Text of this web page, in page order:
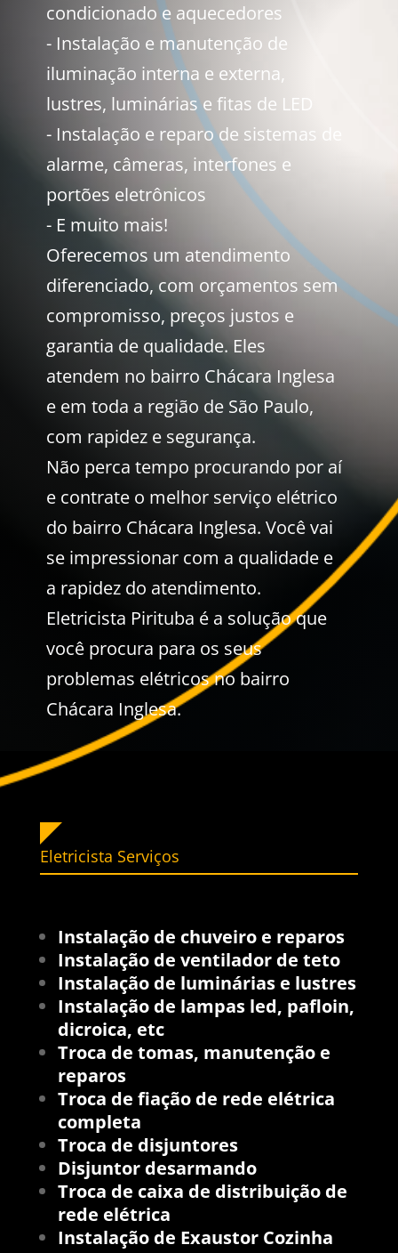
condicionado e aquecedores
- Instalação e manutenção de
iluminação interna e externa,
lustres, luminárias e fitas de LED
- Instalação e reparo de sistemas de
alarme, câmeras, interfones e
portões eletrônicos
- E muito mais!
Oferecemos um atendimento
diferenciado, com orçamentos sem
compromisso, preços justos e
garantia de qualidade. Eles
atendem no bairro Chácara Inglesa
e em toda a região de São Paulo,
com rapidez e segurança.
Não perca tempo procurando por aí
e contrate o melhor serviço elétrico
do bairro Chácara Inglesa. Você vai
se impressionar com a qualidade e
a rapidez do atendimento.
Eletricista Pirituba é a solução que
você procura para os seus
problemas elétricos no bairro
Chácara Inglesa.
Eletricista Serviços
Instalação de chuveiro e reparos
Instalação de ventilador de teto
Instalação de luminárias e lustres
Instalação de lampas led, pafloin,
dicroica, etc
Troca de tomas, manutenção e
reparos
Troca de fiação de rede elétrica
completa
Troca de disjuntores
Disjuntor desarmando
Troca de caixa de distribuição de
rede elétrica
Instalação de ExaustorCozinha